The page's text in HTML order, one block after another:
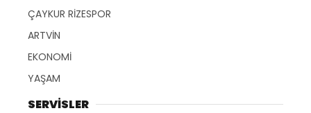
ÇAYKUR RİZESPOR
ARTVİN
EKONOMİ
YAŞAM
SERVİSLER